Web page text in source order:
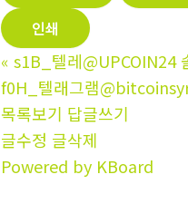
인쇄
« s1B_텔레@UPCOIN24
f0H_텔래그램
목록보기 답글쓰기
글수정 글삭제
Powered by KBoard